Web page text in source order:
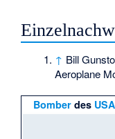
↑ Bill
Aeroplane
Bomberdes